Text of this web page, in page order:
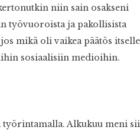
niin sain osakseni
työvuoroista ja pakollisista
mikä oli vaikea päätös
sosiaalisiin medioihin.
työrintamalla. Alkukuu meni